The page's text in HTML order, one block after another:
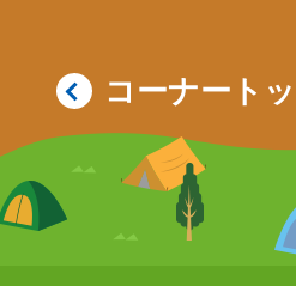
コーナート